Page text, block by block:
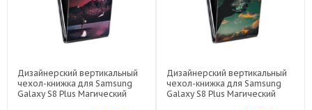
Дизайнерский вертикальный
чехол-книжка для Samsung
Galaxy S8 Plus Магический
Дизайнерский вертикальный
чехол-книжка для Samsung
Galaxy S8 Plus Магический